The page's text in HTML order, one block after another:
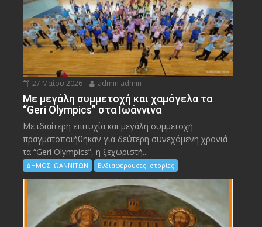
27 Μαΐου 2026 admin admin
Με μεγάλη συμμετοχή και χαμόγελα τα
“Geri Olympics” στα Ιωάννινα
Με ιδιαίτερη επιτυχία και μεγάλη συμμετοχή
πραγματοποιήθηκαν για δεύτερη συνεχόμενη χρονιά
τα “Geri Olympics”, η ξεχωριστή...
ΔΗΜΟΣ ΙΩΑΝΝΙΤΩΝ Ενδιαφέρουσες Ιστορίες